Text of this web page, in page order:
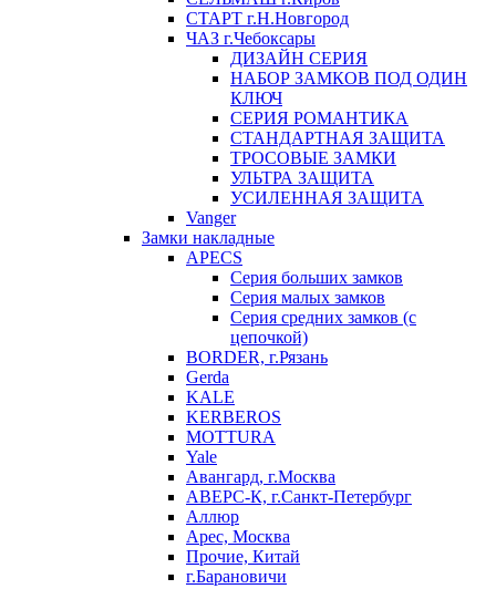
СТАРТ г.Н.Новгород
ЧАЗ г.Чебоксары
ДИЗАЙН СЕРИЯ
НАБОР ЗАМКОВ ПОД ОДИН
КЛЮЧ
СЕРИЯ РОМАНТИКА
СТАНДАРТНАЯ ЗАЩИТА
ТРОСОВЫЕ ЗАМКИ
УЛЬТРА ЗАЩИТА
УСИЛЕННАЯ ЗАЩИТА
Vanger
Замки накладные
APECS
Серия больших замков
Серия малых замков
Серия средних замков (с
цепочкой)
BORDER, г.Рязань
Gerda
KALE
KERBEROS
MOTTURA
Yale
Авангард, г.Москва
АВЕРС-К, г.Санкт-Петербург
Аллюр
Арес, Москва
Прочие, Китай
г.Барановичи